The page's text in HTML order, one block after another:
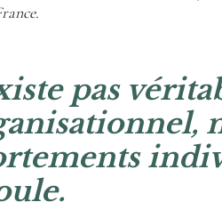
pas